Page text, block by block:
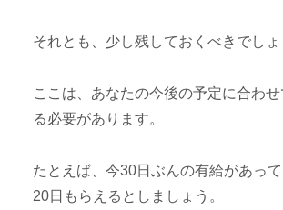
それとも、少し残しておくべきでしょ
ここは、あなたの今後の予定に合わせ
る必要があります。
たとえば、今30日ぶんの有給があっ
20日もらえるとしましょう。